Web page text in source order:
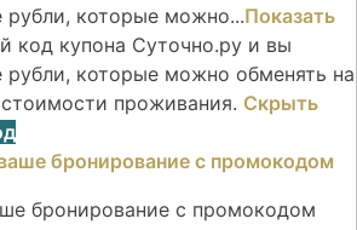
рубли, которые можно...Показать
код купона Суточно.ру и вы
рубли, которые можно обменять на
проживания. Скрыть
бронирование с промокодом